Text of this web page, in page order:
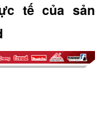
tế của sản